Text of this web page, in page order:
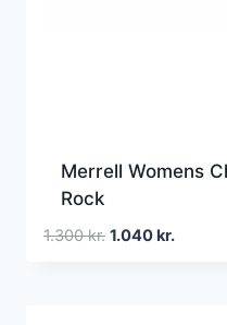
Merrell Womens
Rock
1.300kr. Den
1.040kr.Den